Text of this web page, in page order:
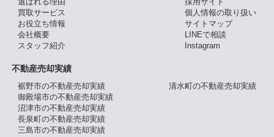
買取サービス
お役立ち情報
会社概要
スタッフ紹介
個人情報の取り扱い
サイトマップ
LINEで相談
Instagram
不動産売却実績
裾野市の不動産売却実績
御殿場市の不動産売却実績
沼津市の不動産売却実績
長泉町の不動産売却実績
三島市の不動産売却実績
清水町の不動産売却実績